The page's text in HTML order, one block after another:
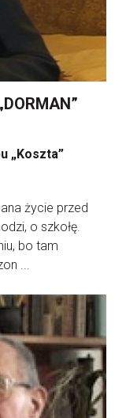
„Koszta”
życie przed
o szkołę.
bo tam
...